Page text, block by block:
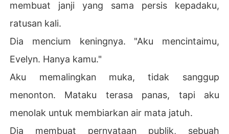
membuat janji yang sama persis kepadaku,
ratusan kali.
Dia mencium keningnya. "Aku mencintaimu,
Evelyn. Hanya kamu."
Aku memalingkan muka, tidak sanggup
menonton. Mataku terasa panas, tapi aku
menolak untuk membiarkan air mata jatuh.
Dia membuat pernyataan publik, sebuah